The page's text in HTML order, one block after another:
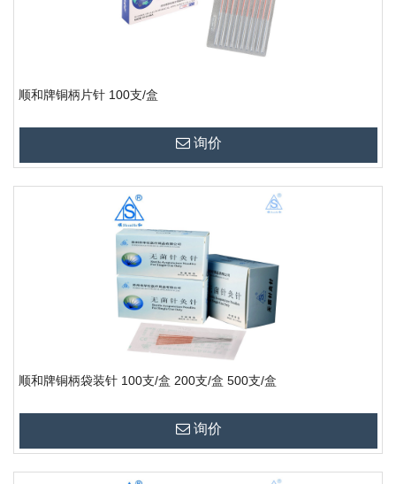
顺和牌铜柄片针 100支/盒
询价
顺和牌铜柄袋装针 100支/盒 200支/盒 500支/盒
询价